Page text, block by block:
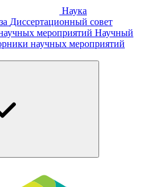
Наука
Диссертационный совет
мероприятий Научный
научных мероприятий